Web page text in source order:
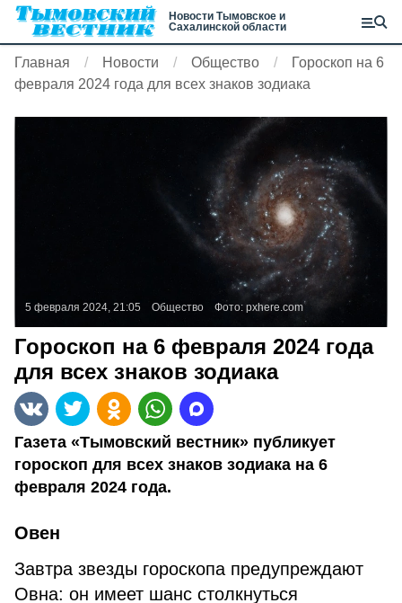
Новости Тымовское и
Сахалинской области
Главная Новости Общество
Гороскоп на 6
февраля 2024 года для всех знаков зодиака
5 февраля 2024, 21:05 Общество Фото: pxhere.com
Гороскоп на 6 февраля 2024 года
для всех знаков зодиака
Газета «Тымовский вестник» публикует
гороскоп для всех знаков зодиака на 6
февраля 2024 года.
Овен
Завтра звезды гороскопа предупреждают
Овна: он имеет шанс столкнуться